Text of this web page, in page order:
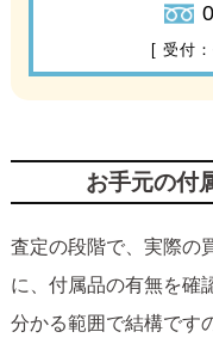
[ 受付
お手元の付
査定の段階で、実際の
に、付属品の有無を確
分かる範囲で結構です